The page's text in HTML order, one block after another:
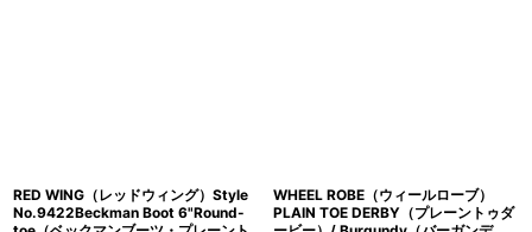
RED WING（レッドウィング）Style
No.9422Beckman Boot 6"Round-
WHEEL ROBE（ウィールローブ）
PLAIN TOE DERBY（プレーントゥダ